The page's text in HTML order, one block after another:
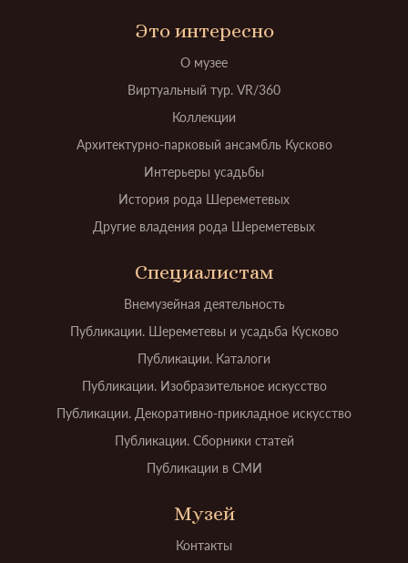
Это интересно
О музее
Виртуальный тур. VR/360
Коллекции
Архитектурно-парковый ансамбль Кусково
Интерьеры усадьбы
История рода Шереметевых
Другие владения рода Шереметевых
Специалистам
Внемузейная деятельность
Публикации. Шереметевы и усадьба Кусково
Публикации. Каталоги
Публикации. Изобразительное искусство
Публикации. Декоративно-прикладное искусство
Публикации. Сборники статей
Публикации в СМИ
Музей
Контакты